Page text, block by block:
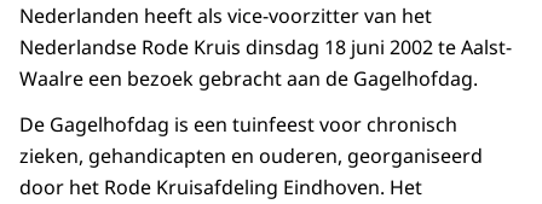
Nederlanden heeft als vice-voorzitter van het
Nederlandse Rode Kruis dinsdag 18 juni 2002 te Aalst-
Waalre een bezoek gebracht aan de Gagelhofdag.
De Gagelhofdag is een tuinfeest voor chronisch
zieken, gehandicapten en ouderen, georganiseerd
door het Rode Kruisafdeling Eindhoven. Het